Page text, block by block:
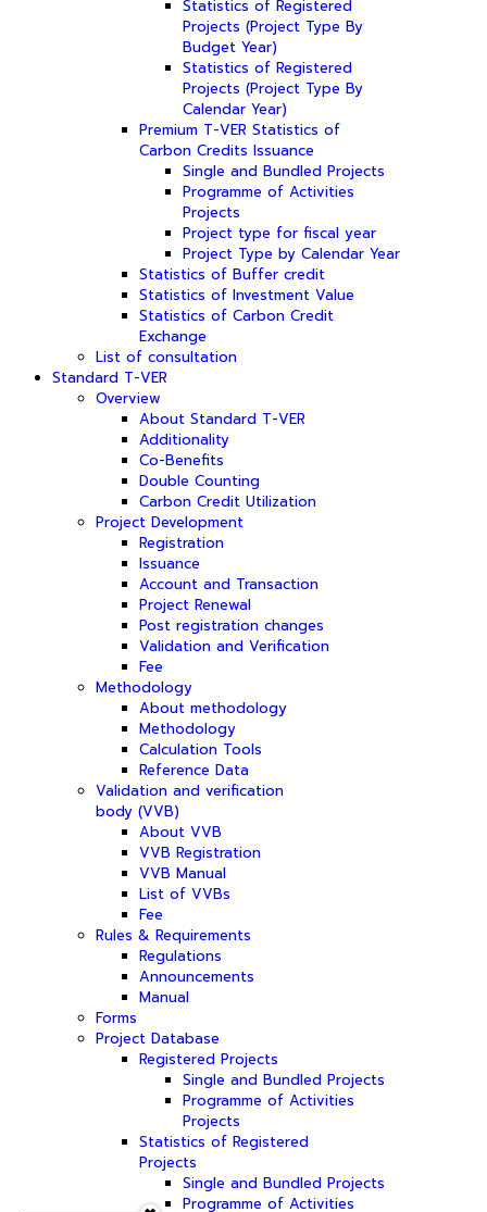
Statistics of Registered
Projects (Project Type By
Budget Year)
Statistics of Registered
Projects (Project Type By
Calendar Year)
Premium T-VER Statistics of
Carbon Credits Issuance
Single and Bundled Projects
Programme of Activities
Projects
Project type for fiscal year
Project Type by Calendar Year
Statistics of Buffer credit
Statistics of Investment Value
Statistics of Carbon Credit
Exchange
List of consultation
Standard T-VER
Overview
About Standard T-VER
Additionality
Co-Benefits
Double Counting
Carbon Credit Utilization
Project Development
Registration
Issuance
Account and Transaction
Project Renewal
Post registration changes
Validation and Verification
Fee
Methodology
About methodology
Methodology
Calculation Tools
Reference Data
Validation and verification
body (VVB)
About VVB
VVB Registration
VVB Manual
List of VVBs
Fee
Rules & Requirements
Regulations
Announcements
Manual
Forms
Project Database
Registered Projects
Single and Bundled Projects
Programme of Activities
Projects
Statistics of Registered
Projects
Single and Bundled Projects
Programme of Activities